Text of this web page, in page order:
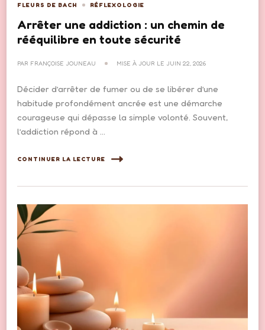
FLEURS DE BACH RÉFLEXOLOGIE
Arrêter une addiction : un chemin de
rééquilibre en toute sécurité
PAR FRANÇOISE JOUNEAU MISE À JOUR LE JUIN 22, 2026
Décider d’arrêter de fumer ou de se libérer d’une
habitude profondément ancrée est une démarche
courageuse qui dépasse la simple volonté. Souvent,
l’addiction répond à …
CONTINUER LA LECTURE